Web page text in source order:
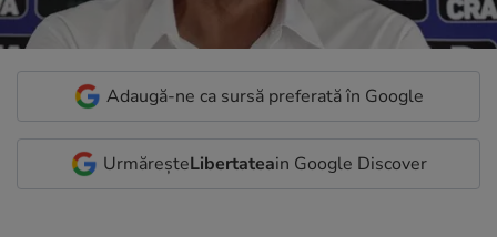
Adaugă-ne ca sursă preferată în Google
UrmăreșteLibertateain Google Discover